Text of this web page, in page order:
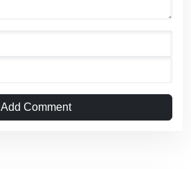
Add Comment